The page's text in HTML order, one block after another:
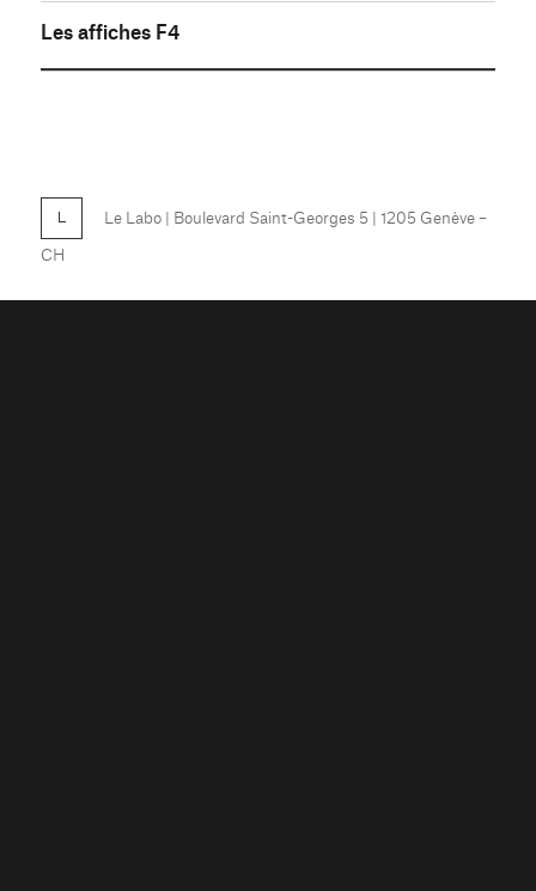
Les affiches F4
Le Labo | Boulevard Saint-Georges 5 | 1205 Genève –
CH